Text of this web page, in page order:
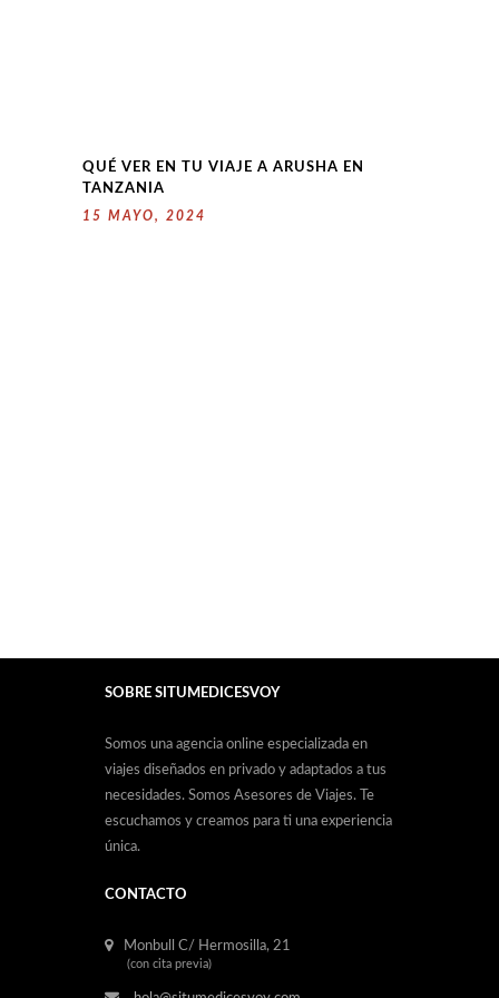
QUÉ VER EN TU VIAJE A ARUSHA EN
TANZANIA
15 MAYO, 2024
SOBRE SITUMEDICESVOY
Somos una agencia online especializada en
viajes diseñados en privado y adaptados a tus
necesidades. Somos Asesores de Viajes. Te
escuchamos y creamos para ti una experiencia
única.
CONTACTO
Monbull C/ Hermosilla, 21
(con cita previa)